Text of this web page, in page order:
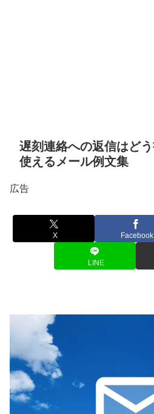
遅刻連絡への返信はど
使えるメール例文集
広告
X Facebook
LINE